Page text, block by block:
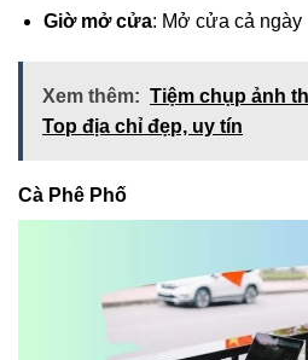
Giờ mở cửa: Mở cửa cả ngày
Xem thêm: Tiệm chụp ảnh
Top địa chỉ đẹp, uy tín
Cà Phê Phố